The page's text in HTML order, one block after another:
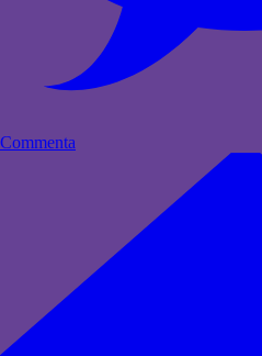
Commenta